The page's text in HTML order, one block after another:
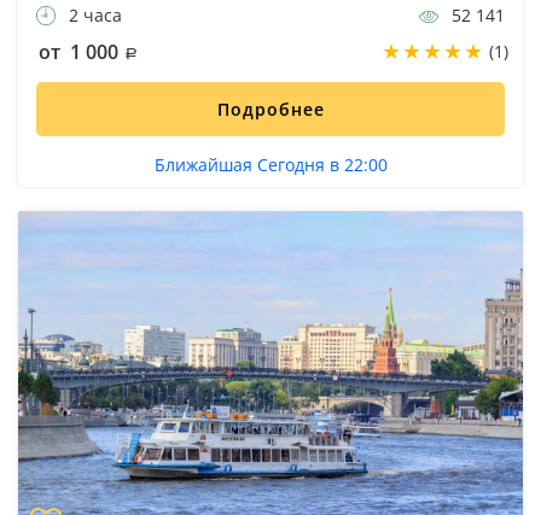
2 часа
52 141
от 1 000 (1)
Подробнее
Ближайшая Сегодня в 22:00